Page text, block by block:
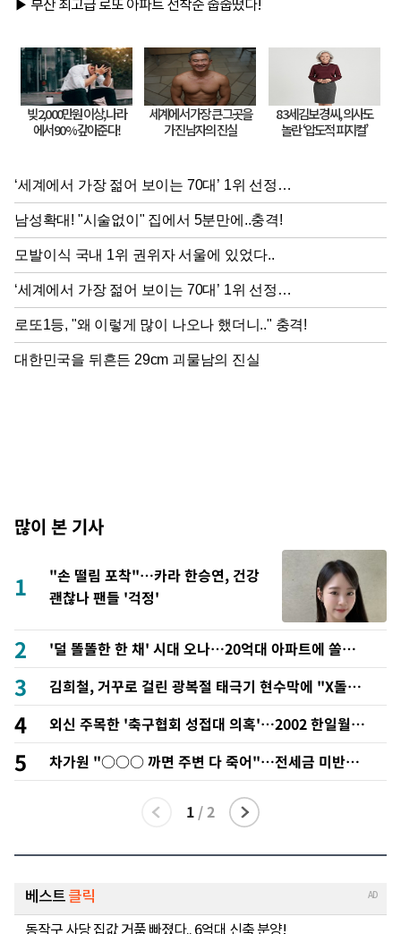
많이 본 기사
1
"손 떨림 포착"…카라 한승연, 건강
괜찮나 팬들 '걱정'
2
'덜 똘똘한 한 채' 시대 오나…20억대 아파트에 쏠리는
관심
3
김희철, 거꾸로 걸린 광복절 태극기 현수막에 "X돌았
네"
4
외신 주목한 '축구협회 성접대 의혹'…2002 한일월드
컵까지 소환
5
차가원 "○○○ 까면 주변 다 죽어"…전세금 미반환
속 녹취 폭로 파장
1 /2